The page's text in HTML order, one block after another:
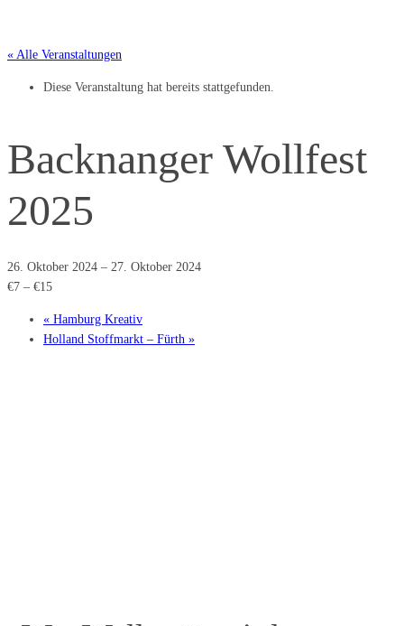
« Alle Veranstaltungen
Diese Veranstaltung hat bereits stattgefunden.
Backnanger Wollfest
2025
26. Oktober 2024 – 27. Oktober 2024
€7 – €15
« Hamburg Kreativ
Holland Stoffmarkt – Fürth »